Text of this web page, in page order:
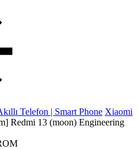
Telefon | Smart Phone Xiaomi
Redmi 13 (moon) Engineering